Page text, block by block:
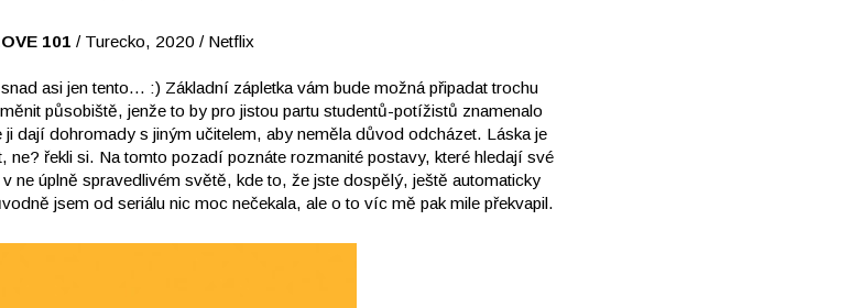
101 / Turecko, 2020 / Netflix
asi jen tento... :) Základní zápletka vám bude možná připadat trochu
působiště, jenže to by pro jistou partu studentů-potížistů znamenalo
dají dohromady s jiným učitelem, aby neměla důvod odcházet. Láska je
ne? řekli si. Na tomto pozadí poznáte rozmanité postavy, které hledají své
ne úplně spravedlivém světě, kde to, že jste dospělý, ještě automaticky
jsem od seriálu nic moc nečekala, ale o to víc mě pak mile překvapil.